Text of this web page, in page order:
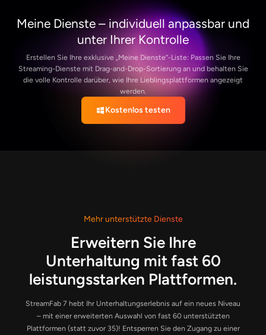
Favoriten und neue
Registerkartenfunktionen für
intelligenteres Surfen
Entdecken Sie ein intelligenteres Surferlebnis mit neuen
leistungsstarken Tools – intelligenten Lesezeichen und Multi-Tab-
Navigation –, die Ihnen helfen, Ihre Lieblingsinhalte schneller und
angenehmer zu finden und herunterzuladen.
Kostenlos testen
Mehr unterstützte Dienste
Erweitern Sie Ihre
Unterhaltung mit fast 60
leistungsstarken Plattformen.
StreamFab 7 hebt Ihr Unterhaltungserlebnis auf ein neues Niveau
– mit einer erweiterten Auswahl von fast 60 unterstützten
Plattformen (statt zuvor 35)! Entsperren Sie den Zugang zu einer